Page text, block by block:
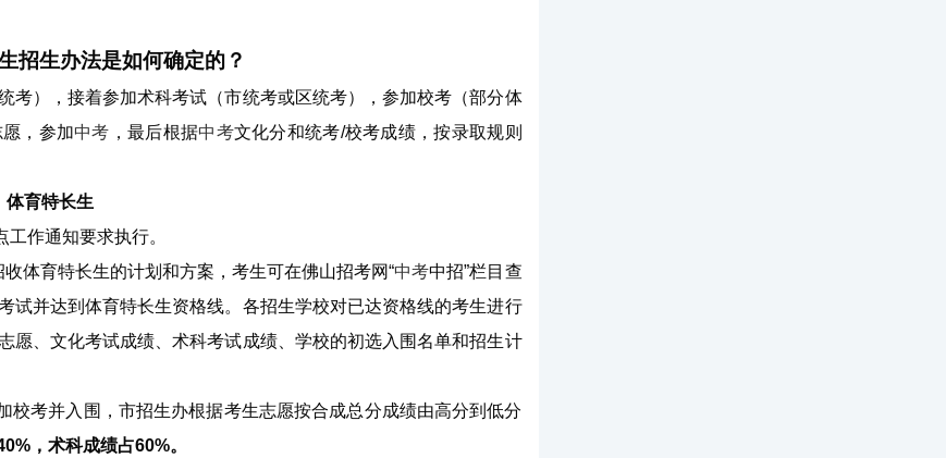
招生办法是如何确定的？
考），接着参加术科考试（市统考或区统考），参加校考（部分体
，参加中考 ，最后根据中考文化分和统考/校考成绩，按录取规则
体育特长生
作通知要求执行。
体育特长生的计划和方案，考生可在佛山招考网“中考中招”栏目查
试并达到体育特长生资格线。各招生学校对已达资格线的考生进行
愿、文化考试成绩、术科考试成绩、学校的初选入围名单和招生计
考并入围，市招生办根据考生志愿按合成总分成绩由高分到低分
，术科成绩占60%。